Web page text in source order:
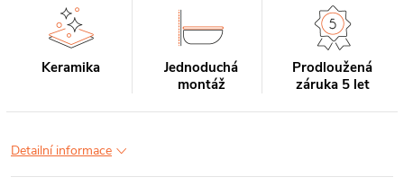
Keramika
Jednoduchá
montáž
Prodloužená
záruka 5 let
Detailní informace